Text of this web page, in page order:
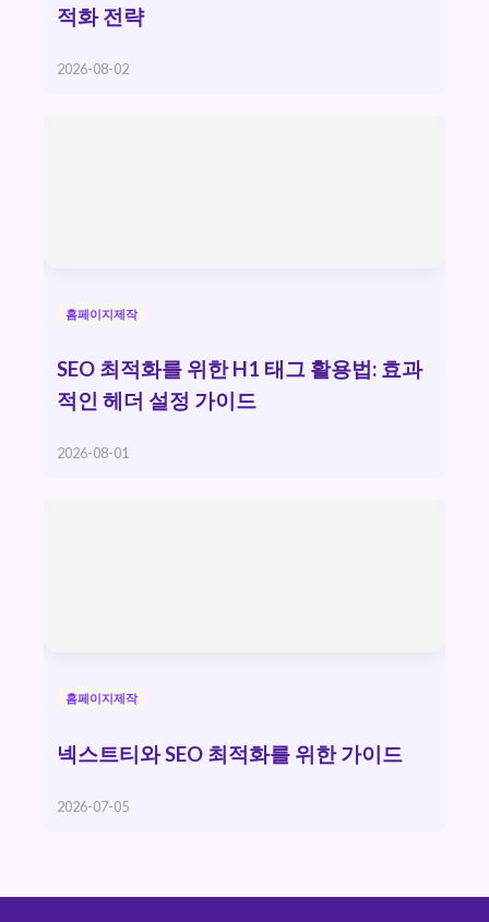
적화 전략
2026-08-02
홈페이지제작
SEO 최적화를 위한 H1 태그 활용법: 효과
적인 헤더 설정 가이드
2026-08-01
홈페이지제작
넥스트티와 SEO 최적화를 위한 가이드
2026-07-05